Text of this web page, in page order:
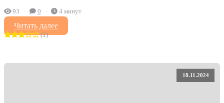
93 0 4 минут
Читать далее
(1)
18.11.2024